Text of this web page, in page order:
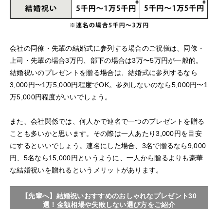
会社の同僚・先輩の結婚式に参列する場合のご祝儀は、同僚・
上司・先輩の場合3万円、部下の場合は3万〜5万円が一般的。
結婚祝いのプレゼントを贈る場合は、結婚式に参列するなら
3,000円〜1万5,000円程度でOK。参列しないのなら5,000円〜1
万5,000円程度がいいでしょう。
また、会社関係では、何人かで連名で一つのプレゼントを贈る
ことも多いかと思います。その際は一人あたり3,000円を目安
にするといいでしょう。連名にした場合、3名で贈るなら9,000
円、5名なら15,000円というように、一人から贈るよりも豪華
な結婚祝いを贈れるというメリットがあります。
【先輩へ】結婚祝いおすすめのおしゃれなプレゼント30
選！金額相場や失敗しない選び方をご紹介